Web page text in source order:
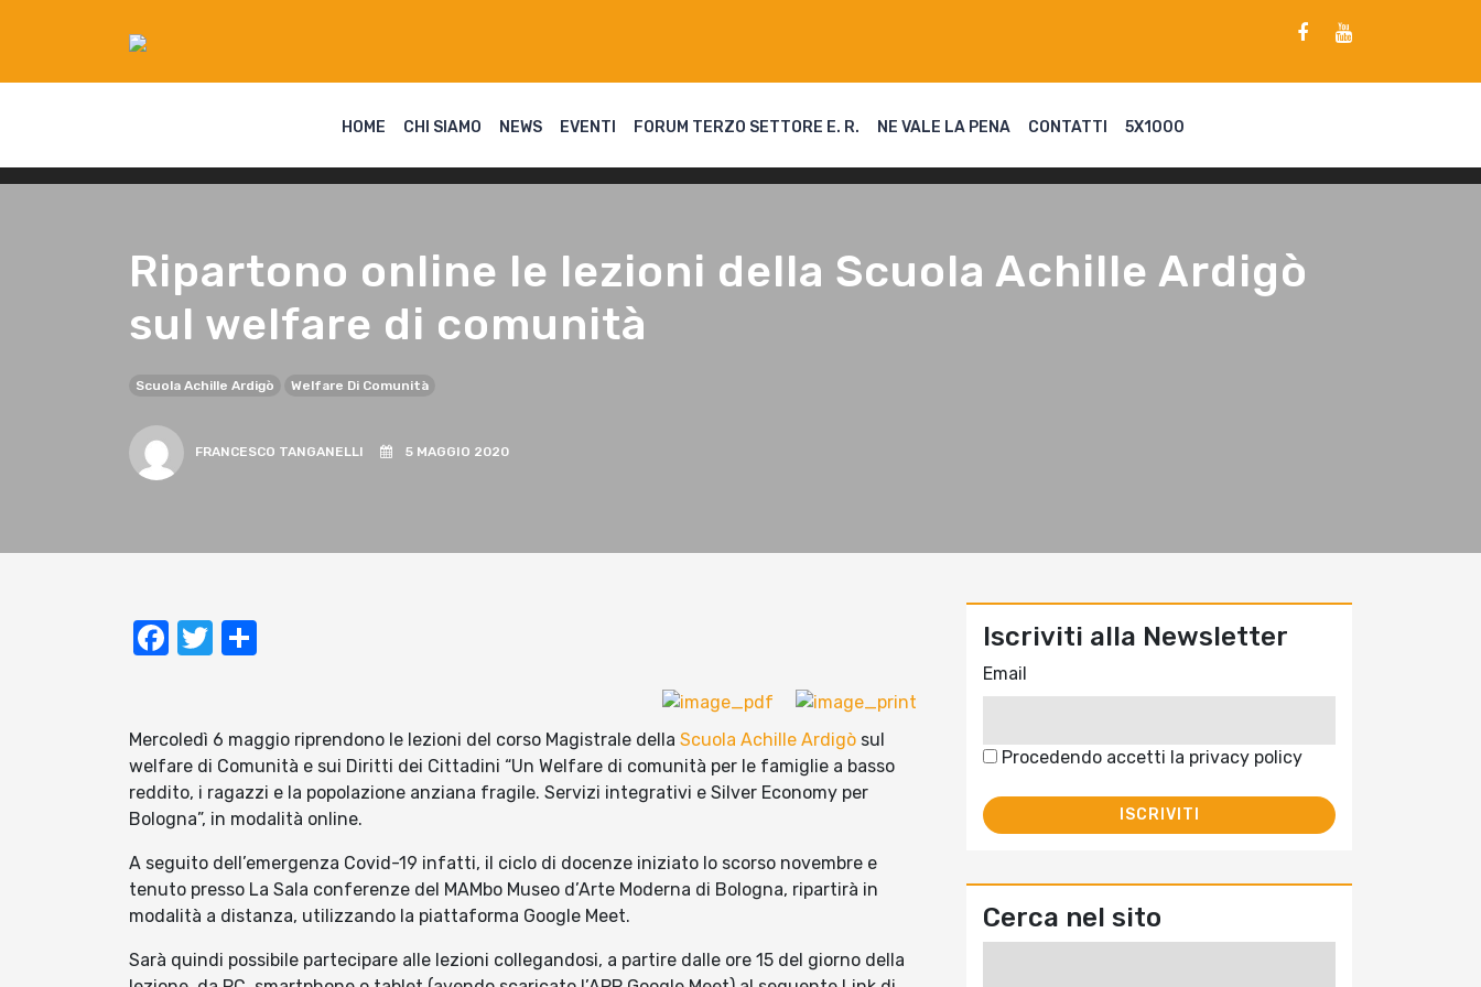
HOME CHI SIAMO NEWS EVENTI FORUM TERZO SETTORE E. R. NE VALE LA PENA CONTATTI 5X1000
Ripartono online le lezioni della Scuola Achille Ardigò
sul welfare di comunità
Scuola Achille Ardigò Welfare Di Comunità
FRANCESCO TANGANELLI 5 MAGGIO 2020
Facebook
Twitter
Mercoledì 6 maggio riprendono le lezioni del corso Magistrale della Scuola Achille Ardigò sul
welfare di Comunità e sui Diritti dei Cittadini “Un Welfare di comunità per le famiglie a basso
reddito, i ragazzi e la popolazione anziana fragile. Servizi integrativi e Silver Economy per
Bologna”, in modalità online.
A seguito dell’emergenza Covid-19 infatti, il ciclo di docenze iniziato lo scorso novembre e
tenuto presso La Sala conferenze del MAMbo Museo d’Arte Moderna di Bologna, ripartirà in
modalità a distanza, utilizzando la piattaforma Google Meet.
Sarà quindi possibile partecipare alle lezioni collegandosi, a partire dalle ore 15 del giorno della
Iscriviti alla Newsletter
Email
Procedendo accetti la privacy policy
Cerca nel sito